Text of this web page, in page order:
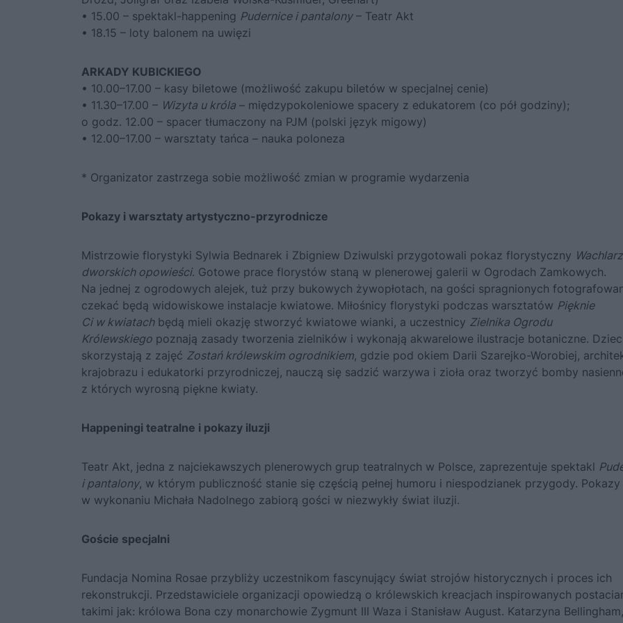
• 15.00 – spektakl-happening Pudernice i pantalony– Teatr Akt
• 18.15 – loty balonem na uwięzi
ARKADY KUBICKIEGO
• 10.00–17.00 – kasy biletowe (możliwość zakupu biletów w specjalnej cenie)
• 11.30–17.00 – Wizyta u króla – międzypokoleniowe spacery z edukatorem (co pół godziny);
o godz. 12.00 – spacer tłumaczony na PJM (polski język migowy)
• 12.00–17.00 – warsztaty tańca – nauka poloneza
* Organizator zastrzega sobie możliwość zmian w programie wydarzenia
Pokazy i warsztaty artystyczno-przyrodnicze
Mistrzowie florystyki Sylwia Bednarek i Zbigniew Dziwulski przygotowali pokaz florystyczny Wachlarz
dworskich opowieści. Gotowe prace florystów staną w plenerowej galerii w Ogrodach Zamkowych.
Na jednej z ogrodowych alejek, tuż przy bukowych żywopłotach, na gości spragnionych
czekać będą widowiskowe instalacje kwiatowe. Miłośnicy florystyki podczas warsztatów Pięknie
Ci w kwiatachbędą mieli okazję stworzyć kwiatowe wianki, a uczestnicy Zielnika Ogrodu
Królewskiego poznają zasady tworzenia zielników i wykonają akwarelowe ilustracje botaniczne.
skorzystają z zajęć Zostań królewskim ogrodnikiem, gdzie pod okiem Darii Szarejko-Worobiej,
krajobrazu i edukatorki przyrodniczej, nauczą się sadzić warzywa i zioła oraz tworzyć bomby
z których wyrosną piękne kwiaty.
Happeningi teatralne i pokazy iluzji
Teatr Akt, jedna z najciekawszych plenerowych grup teatralnych w Polsce, zaprezentuje spektakl
i pantalony, w którym publiczność stanie się częścią pełnej humoru i niespodzianek przygody. Pokazy
w wykonaniu Michała Nadolnego zabiorą gości w niezwykły świat iluzji.
Goście specjalni
Fundacja Nomina Rosae przybliży uczestnikom fascynujący świat strojów historycznych i proces ich
rekonstrukcji. Przedstawiciele organizacji opowiedzą o królewskich kreacjach inspirowanych
takimi jak: królowa Bona czy monarchowie Zygmunt III Waza i Stanisław August. Katarzyna Bellingham,